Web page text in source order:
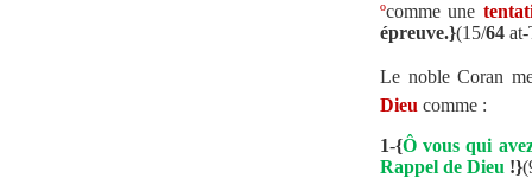
ºcomme une
épreuve.}(15/64
Le noble Coran
Dieu comme :
1-{Ô vous qui
Rappel de Dieu !}